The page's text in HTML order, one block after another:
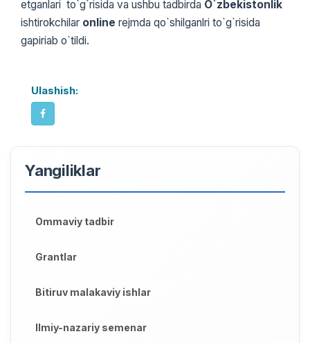
etganlari to`g`risida va ushbu tadbirda O`zbekistonlik
ishtirokchilar online rejmda qo`shilganlri to`g`risida
gapiriab o`tildi.
Ulashish:
Yangiliklar
Ommaviy tadbir
Grantlar
Bitiruv malakaviy ishlar
Ilmiy-nazariy semenar